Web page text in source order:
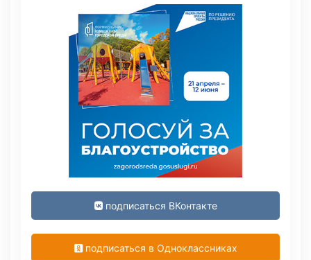
подписаться ВКонтакте
подписаться в Одноклассниках